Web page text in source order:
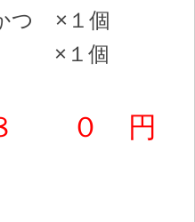
かつ ×１個
×１個
０ 円